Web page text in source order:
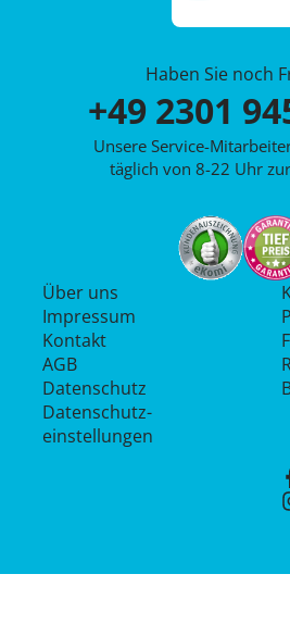
Haben Sie noch
+49 2301
Unsere Service-
täglich von 8-22 Uhr
Über uns
Impressum
Kontakt
AGB
Datenschutz
Datenschutz­
einstellungen